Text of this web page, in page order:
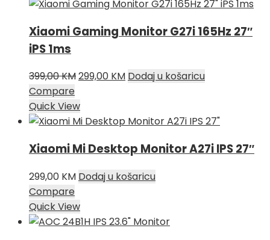
199,00 KM.
Xiaomi Gaming Monitor G27i 165Hz 27″
iPS 1ms
399,00KMIzvorna
bila
je:
299,00 KMTrenutna
299,00 KM.
Dodaj u košaricu
Compare
Quick View
Xiaomi Mi Desktop Monitor A27i IPS 27″
299,00 KM Dodaj u košaricu
Compare
Quick View